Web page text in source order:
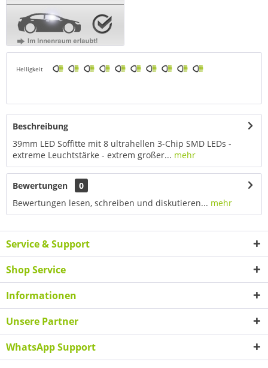
Helligkeit
Beschreibung
39mm LED Soffitte mit 8 ultrahellen 3-Chip SMD LEDs -
extreme Leuchtstärke - extrem großer... mehr
Bewertungen
0
Bewertungen lesen, schreiben und diskutieren... mehr
Service & Support
Shop Service
Informationen
Unsere Partner
WhatsApp Support